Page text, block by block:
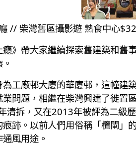
// 柴灣舊區攝影遊 熟食中心
》帶大家繼續探索舊建築和舊
為工廠邨大廈的華廈邨，這幢建
問題，相繼在柴灣興建了徙置
清拆，又在2013年被評為二級
跡。以前人們用俗稱「欖閘」
風用途。